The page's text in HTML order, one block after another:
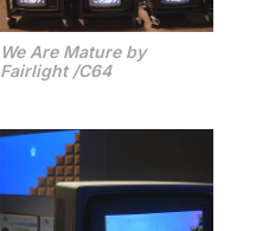
We Are Mature by
Fairlight /C64